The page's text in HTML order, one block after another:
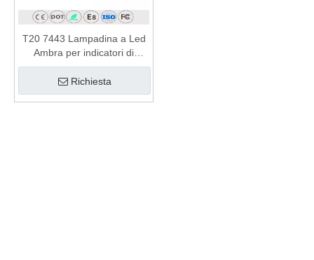
T20 7443 Lampadina a Led
Ambra per indicatori di
direzione
Richiesta